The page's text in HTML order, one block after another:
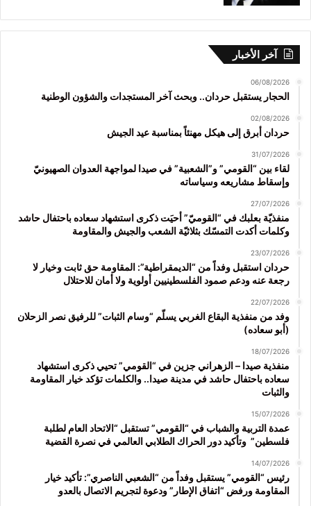
آخر الأخبار
06/08/2026
الحجار يستقبل حردان.. وبحث آخر المستجدات والشؤون الوطنية
02/08/2026
حردان أبرق إلى هيكل مهنئاً بمناسبة عيد الجيش
31/07/2026
لقاء بين “القومي” و”الشعبية” في صيدا لمواجهة العدوان الصهيونيّ
وإسقاط مشاريعه وسياساته
27/07/2026
منفذيّة بعلبك في “القوميّ” أحيَت ذكرى استشهاد سعاده باحتفال حاشد
وكلمات أكدت التمسّك بثلاثيّة الشعب والجيش والمقاومة
23/07/2026
حردان استقبل وفداً من “الديمقراطية”: المقاومة حق ثابت وخيار لا
رجعة عنه ودعم صمود الفلسطينيين أولوية ولا أمان للاحتلال
22/07/2026
وفد من منفذية البقاع الغربي يسلّم “وسام الثبات” للرفيق نصر الزحلان
(أبو سعاده)
18/07/2026
منفذية صيدا – الزهراني جزين في “القومي” تحيي ذكرى استشهاد
سعاده باحتفال حاشد في مدينة صيدا.. والكلمات تؤكد خيار المقاومة
والثبات
15/07/2026
عمدة التربية والشباب في “القومي” تستقبل “الاتحاد العام لطلبة
فلسطين” وتأكيد دور الحراك الطلابي العالمي في نصرة القضية
14/07/2026
رئيس “القومي” يستقبل وفداً من “الشعبي الناصري”: تأكيد خيار
المقاومة ورفض “اتفاق الإطار” ودعوة لتجريم الاتصال بالعدو